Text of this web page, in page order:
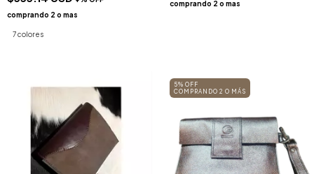
7 colores
5% OFF
COMPRANDO 2 O MÁS